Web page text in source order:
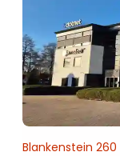
Blankenstein 260